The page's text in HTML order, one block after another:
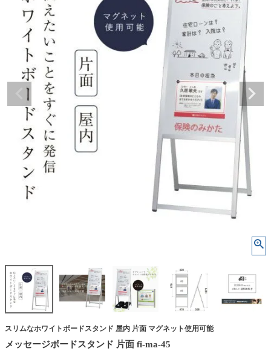
スリムなホワイトボードスタンド 屋内 片面 マグネット使用可能
メッセージボードスタンド 片面 fi-ma-45